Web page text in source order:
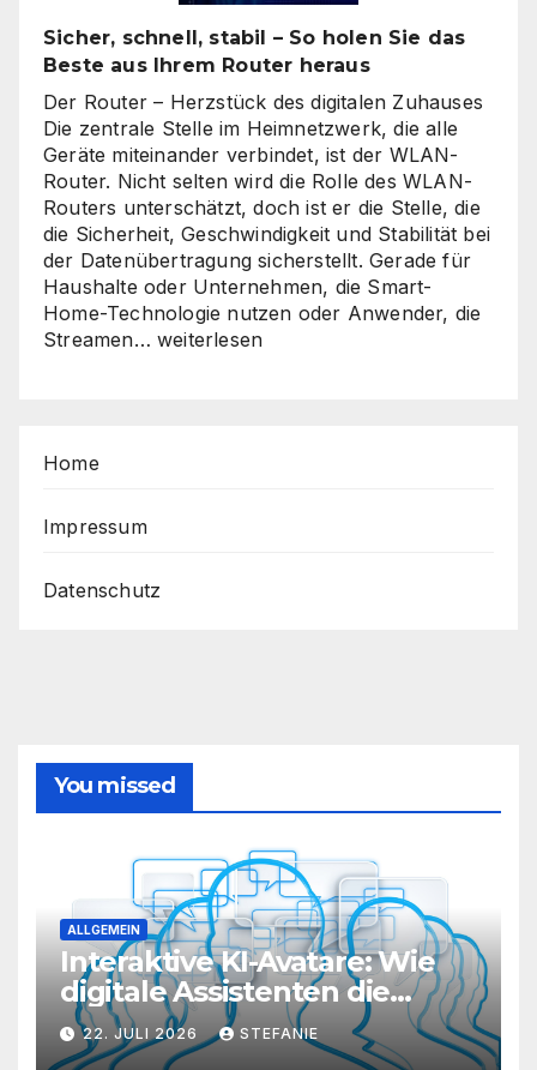
Sicher, schnell, stabil – So holen Sie das
Beste aus Ihrem Router heraus
Der Router – Herzstück des digitalen Zuhauses
Die zentrale Stelle im Heimnetzwerk, die alle
Geräte miteinander verbindet, ist der WLAN-
Router. Nicht selten wird die Rolle des WLAN-
Routers unterschätzt, doch ist er die Stelle, die
die Sicherheit, Geschwindigkeit und Stabilität bei
der Datenübertragung sicherstellt. Gerade für
Haushalte oder Unternehmen, die Smart-
Home-Technologie nutzen oder Anwender, die
Streamen… Sicher,
Ihrem
weiterlesen
Home
Impressum
Datenschutz
You missed
ALLGEMEIN
Interaktive KI-Avatare: Wie
digitale Assistenten die
Kundenkommunikation auf
ein neues Level heben
22. JULI 2026 STEFANIE